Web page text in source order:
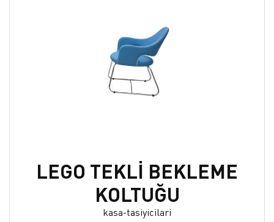
LEGO TEKLİ BEKLEME
KOLTUĞU
kasa-tasiyicilari